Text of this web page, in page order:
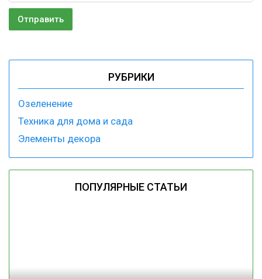
РУБРИКИ
Озеленение
Техника для дома и сада
Элементы декора
ПОПУЛЯРНЫЕ СТАТЬИ